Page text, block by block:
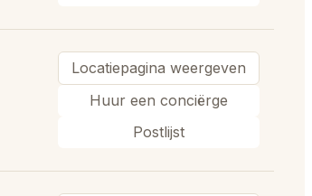
Locatiepagina weergeven
Huur een conciërge
Postlijst